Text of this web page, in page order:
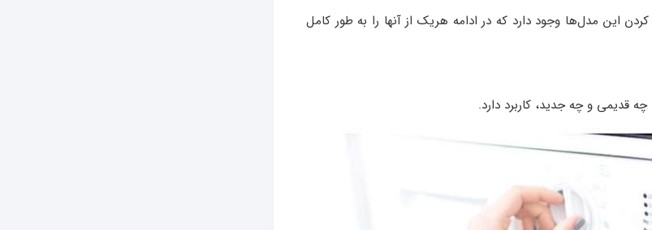
این مدل‌ها وجود دارد که در ادامه هریک از آنها را به طور کامل
قدیمی و چه جدید، کاربرد دارد.